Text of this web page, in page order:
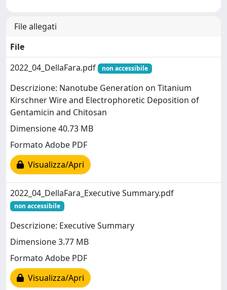
File allegati
File
2022_04_DellaFara.pdf
non accessibile
Descrizione: Nanotube Generation on Titanium
Kirschner Wire and Electrophoretic Deposition of
Gentamicin and Chitosan
Dimensione 40.73 MB
Formato Adobe PDF
Visualizza/Apri
2022_04_DellaFara_Executive Summary.pdf
non accessibile
Descrizione: Executive Summary
Dimensione 3.77 MB
Formato Adobe PDF
Visualizza/Apri